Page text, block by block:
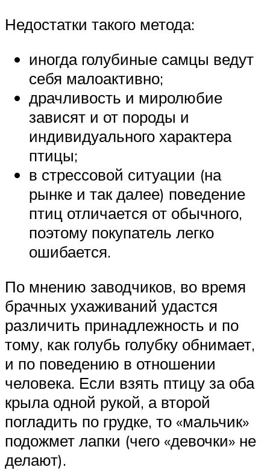
Недостатки такого метода:
иногда голубиные самцы ведут
себя малоактивно;
драчливость и миролюбие
зависят и от породы и
индивидуального характера
птицы;
в стрессовой ситуации (на
рынке и так далее) поведение
птиц отличается от обычного,
поэтому покупатель легко
ошибается.
По мнению заводчиков, во время
брачных ухаживаний удастся
различить принадлежность и по
тому, как голубь голубку обнимает,
и по поведению в отношении
человека. Если взять птицу за оба
крыла одной рукой, а второй
погладить по грудке, то «мальчик»
подожмет лапки (чего «девочки» не
делают).